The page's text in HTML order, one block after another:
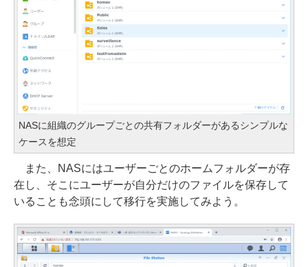
NASに組織のグループごとの共有フォルダーがあるシンプルな
ケースを想定
また、NASにはユーザーごとのホームフォルダーが存
在し、そこにユーザーが自分だけのファイルを保存して
いることも念頭にして移行を実施してみよう。